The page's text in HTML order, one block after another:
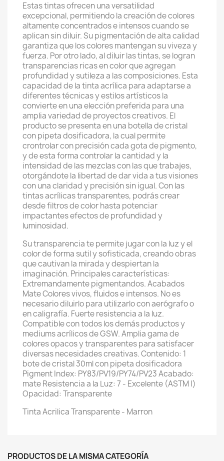
Estas tintas ofrecen una versatilidad
excepcional, permitiendo la creación de colores
altamente concentrados e intensos cuando se
aplican sin diluir. Su pigmentación de alta calidad
garantiza que los colores mantengan su viveza y
fuerza. Por otro lado, al diluir las tintas, se logran
transparencias ricas en color que agregan
profundidad y sutileza a las composiciones. Esta
capacidad de la tinta acrílica para adaptarse a
diferentes técnicas y estilos artísticos la
convierte en una elección preferida para una
amplia variedad de proyectos creativos. El
producto se presenta en una botella de cristal
con pipeta dosificadora, la cual permite
crontrolar con precisión cada gota de pigmento,
y de esta forma controlar la cantidad y la
intensidad de las mezclas con las que trabajes,
otorgándote la libertad de dar vida a tus visiones
con una claridad y precisión sin igual. Con las
tintas acrílicas transparentes, podrás crear
desde filtros de color hasta potenciar
impactantes efectos de profundidad y
luminosidad.
Su transparencia te permite jugar con la luz y el
color de forma sutil y sofisticada, creando obras
que cautivan la mirada y despiertan la
imaginación. Principales características:
Extremandamente pigmentandos. Acabados
Mate Colores vivos, fluidos e intensos. No es
necesario diluirlo para utilizarlo con aerógrafo o
en caligrafía. Fuerte resistencia a la luz.
Compatible con todos los demás productos y
mediums acrílicos de GSW. Amplia gama de
colores opacos y transparentes para satisfacer
diversas necesidades creativas. Contenido: 1
bote de cristal 30ml con pipeta dosificadora
Pigment Index: PY83/PV19/PY74/PV23 Acabado:
mate Resistencia a la Luz: 7 - Excelente (ASTM I)
Opacidad: Transparente
Tinta Acrilica Transparente - Marron
PRODUCTOS DE LA MISMA CATEGORÍA